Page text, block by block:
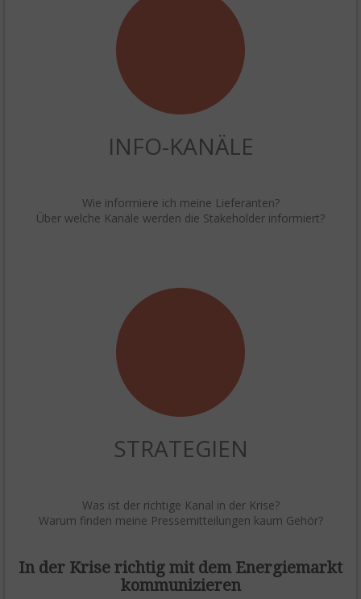
INFO-KANÄLE
Wie informiere ich meine Lieferanten?
Über welche Kanäle werden die Stakeholder informiert?
STRATEGIEN
Was ist der richtige Kanal in der Krise?
Warum finden meine Pressemitteilungen kaum Gehör?
In der Krise richtig mit dem Energiemarkt
kommunizieren